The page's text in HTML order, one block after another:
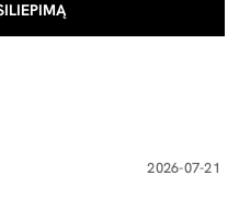
2026-07-21